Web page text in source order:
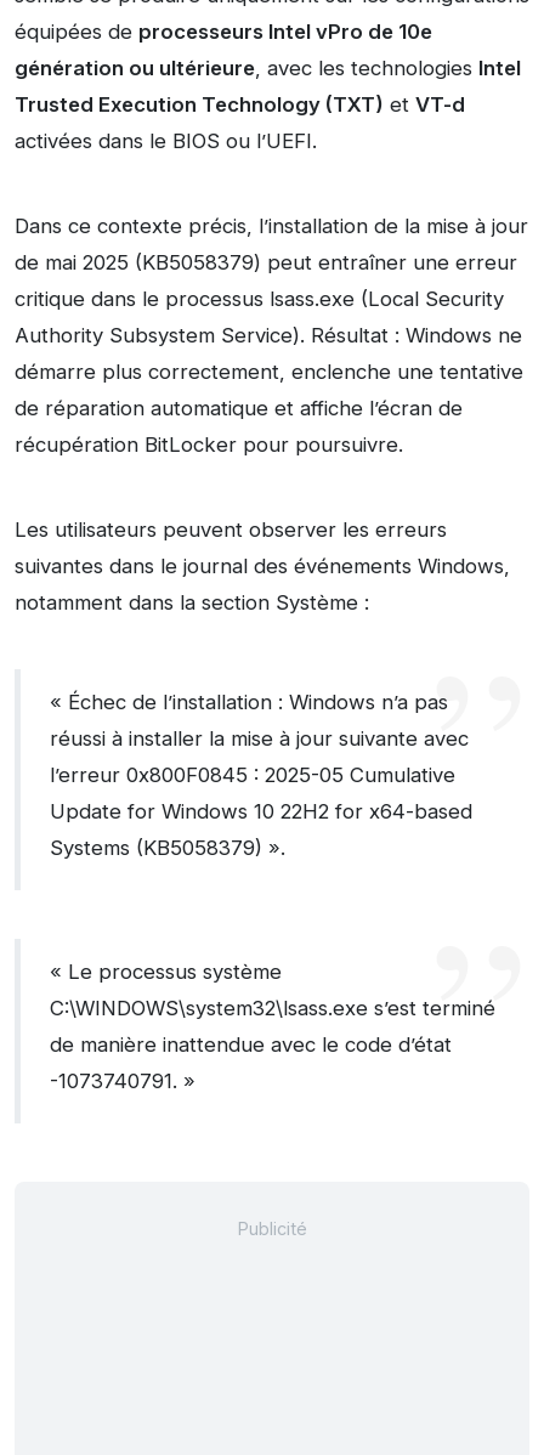
équipées de processeurs Intel vPro de 10e
génération ou ultérieure, avec les technologies Intel
Trusted Execution Technology (TXT) et VT-d
activées dans le BIOS ou l’UEFI.
Dans ce contexte précis, l’installation de la mise à jour
de mai 2025 (KB5058379) peut entraîner une erreur
critique dans le processus lsass.exe (Local Security
Authority Subsystem Service). Résultat : Windows ne
démarre plus correctement, enclenche une tentative
de réparation automatique et affiche l’écran de
récupération BitLocker pour poursuivre.
Les utilisateurs peuvent observer les erreurs
suivantes dans le journal des événements Windows,
notamment dans la section Système :
« Échec de l’installation : Windows n’a pas
réussi à installer la mise à jour suivante avec
l’erreur 0x800F0845 : 2025-05 Cumulative
Update for Windows 10 22H2 for x64-based
Systems (KB5058379) ».
« Le processus système
C:\WINDOWS\system32\lsass.exe s’est terminé
de manière inattendue avec le code d’état
-1073740791. »